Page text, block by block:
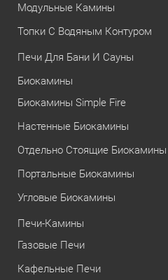
Модульные Камины
Топки С Водяным Контуром
Печи Для Бани И Сауны
Биокамины
Биокамины Simple Fire
Настенные Биокамины
Отдельно Стоящие Биокамины
Портальные Биокамины
Угловые Биокамины
Печи-Камины
Газовые Печи
Кафельные Печи